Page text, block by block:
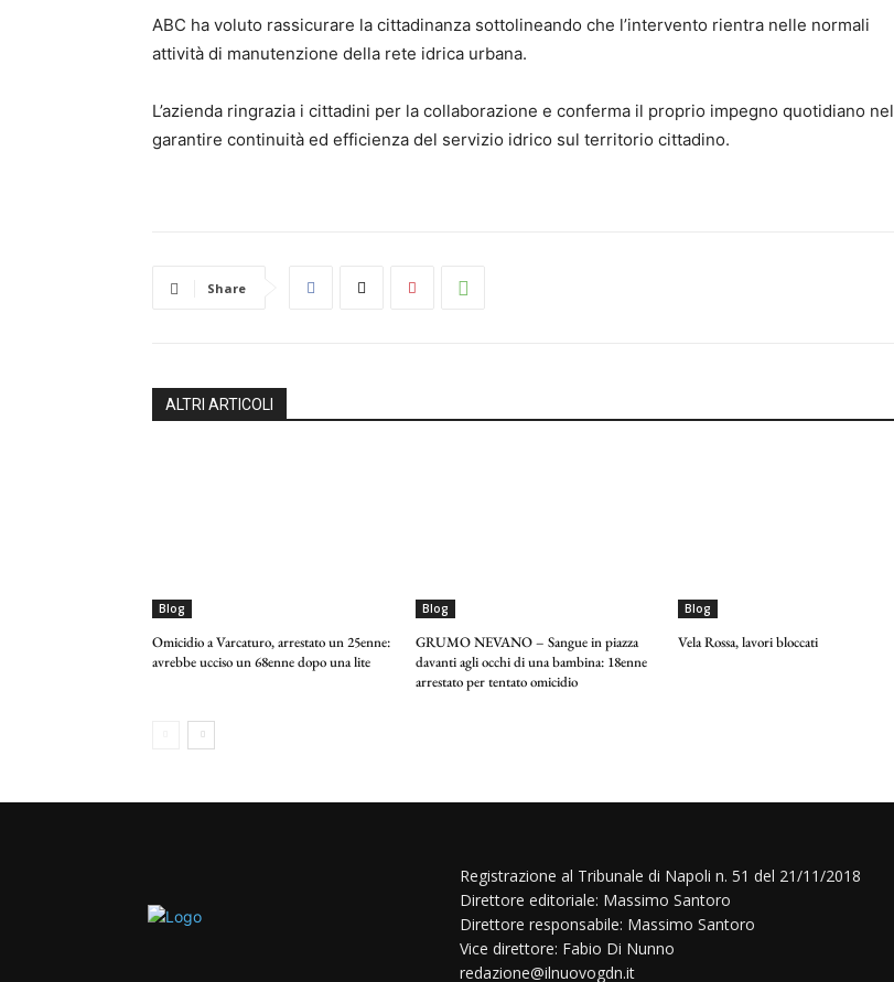
ABC ha voluto rassicurare la cittadinanza sottolineando che l’intervento rientra nelle normali
attività di manutenzione della rete idrica urbana.
L’azienda ringrazia i cittadini per la collaborazione e conferma il proprio impegno quotidiano nel
garantire continuità ed efficienza del servizio idrico sul territorio cittadino.
Share
ALTRI ARTICOLI
Blog
Omicidio a Varcaturo, arrestato un 25enne:
avrebbe ucciso un 68enne dopo una lite
Blog
GRUMO NEVANO – Sangue in piazza
davanti agli occhi di una bambina: 18enne
arrestato per tentato omicidio
Blog
Vela Rossa, lavori bloccati
Registrazione al Tribunale di Napoli n. 51 del 21/11/2018
Direttore editoriale: Massimo Santoro
Direttore responsabile: Massimo Santoro
Vice direttore: Fabio Di Nunno
redazione@ilnuovogdn.it